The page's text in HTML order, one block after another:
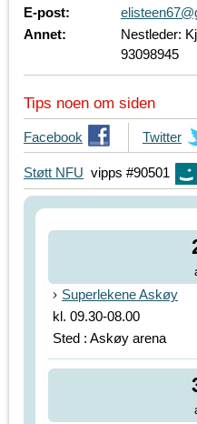
E-post:
Annet:
Nestleder:
93098945
Tips noen om siden
T
i
p
s
Facebook
T
i
p
s
v
n
n
Twitter
Støtt NFU vipps #90501
Superlekene Askøy
kl. 09.30-08.00
Sted : Askøy arena